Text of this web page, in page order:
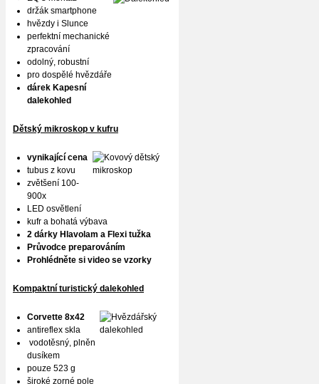
držák smartphone
hvězdy i Slunce
perfektní mechanické
zpracování
odolný, robustní
pro dospělé hvězdáře
dárek Kapesní
dalekohled
Dětský mikroskop v kufru
vynikající cena
tubus z kovu
zvětšení 100-
900x
LED osvětlení
kufr a bohatá výbava
2 dárky Hlavolam a Flexi tužka
Průvodce preparováním
Prohlédněte si video se vzorky
Kompaktní turistický dalekohled
Corvette 8x42
antireflex skla
vodotěsný, plněn
dusíkem
pouze 523 g
široké zorné pole